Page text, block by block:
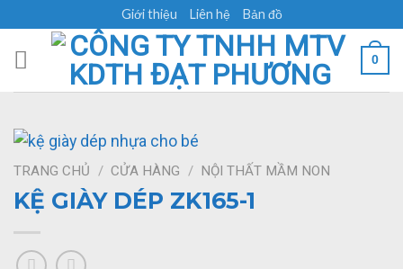
Giới thiệu Liên hệ Bản đồ
0
TRANG CHỦ / CỬA HÀNG / NỘI THẤT MẦM NON
KỆ GIÀY DÉP ZK165-1